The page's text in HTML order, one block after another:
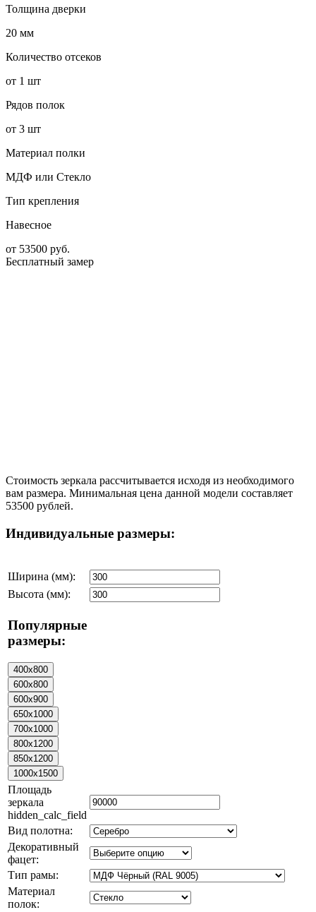
Толщина дверки
20 мм
Количество отсеков
от 1 шт
Рядов полок
от 3 шт
Материал полки
МДФ или Стекло
Тип крепления
Навесное
от 53500 руб.
Бесплатный замер
Стоимость зеркала рассчитывается исходя из необходимого
вам размера. Минимальная цена данной модели составляет
53500 рублей.
Индивидуальные размеры:
Ширина (мм):
Высота (мм):
Популярные
размеры:
Площадь
зеркала
hidden_calc_field
Вид полотна:
Декоративный
фацет:
Тип рамы:
Материал
полок: